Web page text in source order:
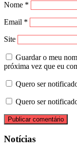
Nome *
Email *
Site
Guardar o meu
próxima vez que eu
Quero ser
Quero ser
Notícias